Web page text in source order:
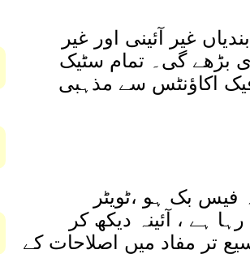
غیر آئینی اور غیر
بڑھے گی۔ تمام سٹیک
اکاؤنٹس سے مذہبی
بک ہو ،ٹویٹر
ہے ، آئینہ دیکھ کر
تر مفاد میں اصلاحات کے